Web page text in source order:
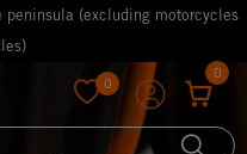
peninsula (excluding motorcycles
0
0